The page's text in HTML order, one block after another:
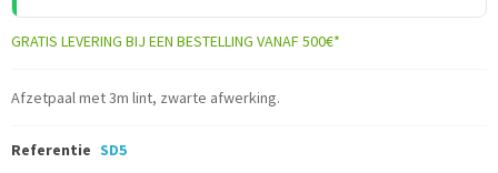
GRATIS LEVERING BIJ EEN BESTELLING VANAF 500€*
Afzetpaal met 3m lint, zwarte afwerking.
Referentie SD5